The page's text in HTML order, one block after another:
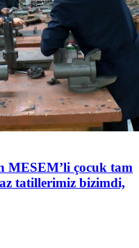
MESEM’li çocuk tam
tatillerimiz bizimdi,